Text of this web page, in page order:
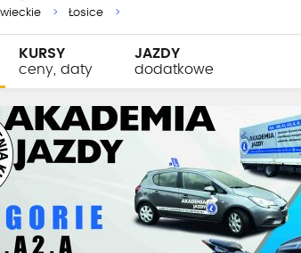
Łosice
KURSY
ceny, daty
JAZDY
dodatkowe